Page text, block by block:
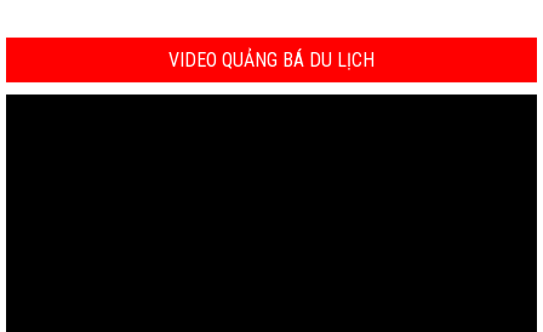
VIDEO QUẢNG BÁ DU LỊCH